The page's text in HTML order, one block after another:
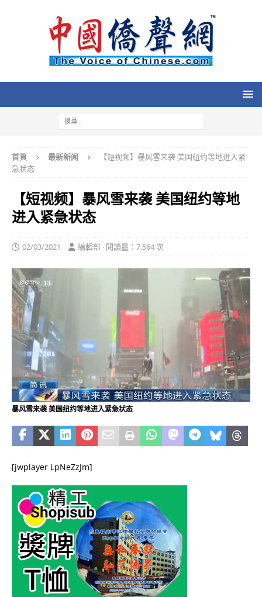
首頁 最新新闻
【短视频】暴风雪来袭 美国纽约等地进入紧
急状态
【短视频】暴风雪来袭 美国纽约等地
进入紧急状态
02/03/2021 編輯部 · 閱讀量：7,564 次
暴风雪来袭 美国纽约等地进入紧急状态
[jwplayer LpNeZzJm]